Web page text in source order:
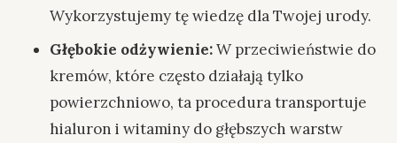
Wykorzystujemy tę wiedzę dla Twojej urody.
Głębokie odżywienie:W przeciwieństwie do
kremów, które często działają tylko
powierzchniowo, ta procedura transportuje
hialuron i witaminy do głębszych warstw